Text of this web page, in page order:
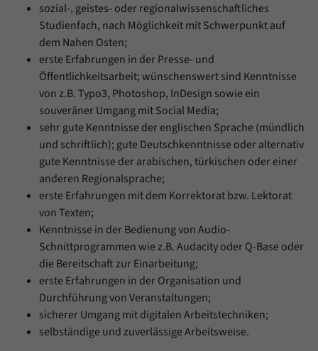
sozial-, geistes- oder regionalwissenschaftliches
Studienfach, nach Möglichkeit mit Schwerpunkt auf
dem Nahen Osten;
erste Erfahrungen in der Presse- und
Öffentlichkeitsarbeit; wünschenswert sind Kenntnisse
von z.B. Typo3, Photoshop, InDesign sowie ein
souveräner Umgang mit Social Media;
sehr gute Kenntnisse der englischen Sprache (mündlich
und schriftlich); gute Deutschkenntnisse oder alternativ
gute Kenntnisse der arabischen, türkischen oder einer
anderen Regionalsprache;
erste Erfahrungen mit dem Korrektorat bzw. Lektorat
von Texten;
Kenntnisse in der Bedienung von Audio-
Schnittprogrammen wie z.B. Audacity oder Q-Base oder
die Bereitschaft zur Einarbeitung;
erste Erfahrungen in der Organisation und
Durchführung von Veranstaltungen;
sicherer Umgang mit digitalen Arbeitstechniken;
selbständige und zuverlässige Arbeitsweise.